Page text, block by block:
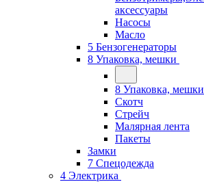
аксессуары
Насосы
Масло
5 Бензогенераторы
8 Упаковка, мешки
8 Упаковка, мешки
Скотч
Стрейч
Малярная лента
Пакеты
Замки
7 Спецодежда
4 Электрика